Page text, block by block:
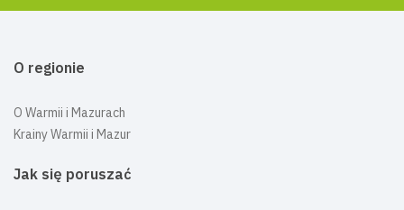
O regionie
O Warmii i Mazurach
Krainy Warmii i Mazur
Jak się poruszać